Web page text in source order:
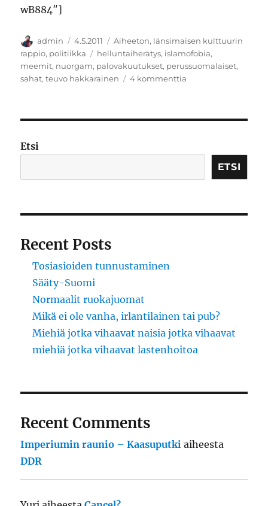
wB884″]
Kirjoittaja
admin Julkaistu
4.5.2011 Kategoriat
Aiheeton, länsimaisen kulttuurin
rappio, politiikka Avainsanat
helluntaiherätys, islamofobia,
meemit, nuorgam, palovakuutukset, perussuomalaiset,
sahat,teuvo hakkarainen 4 kommenttia
Etsi
ETSI
Recent Posts
Tosiasioiden tunnustaminen
Sääty-Suomi
Normaalit ruokajuomat
Mikä ei ole vanha, irlantilainen tai pub?
Miehiä jotka vihaavat naisia jotka vihaavat
miehiä jotka vihaavat lastenhoitoa
Recent Comments
Imperiumin raunio – Kaasuputki aiheesta
DDR